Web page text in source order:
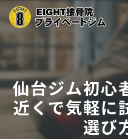
仙台ジム初心
近くで気軽に
選び